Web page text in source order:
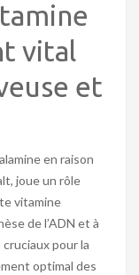
vital
et
en raison
joue un rôle
vitamine
de l’ADN et à
pour la
optimal des